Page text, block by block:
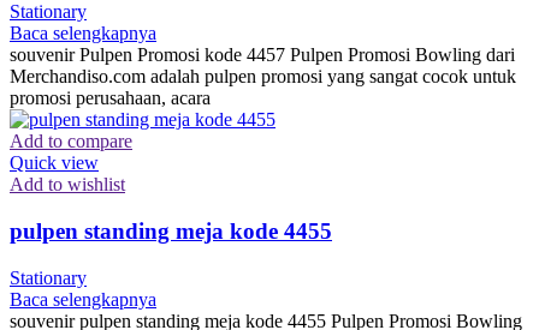
Stationary
Baca selengkapnya
souvenir Pulpen Promosi kode 4457 Pulpen Promosi Bowling dari
Merchandiso.com adalah pulpen promosi yang sangat cocok untuk
promosi perusahaan, acara
Add to compare
Quick view
Add to wishlist
pulpen standing meja kode 4455
Stationary
Baca selengkapnya
souvenir pulpen standing meja kode 4455 Pulpen Promosi Bowling